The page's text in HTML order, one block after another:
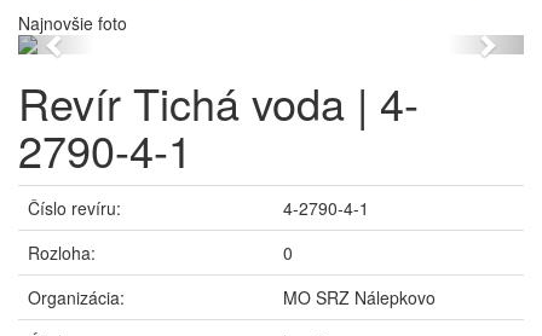
Najnovšie foto
Previous Next
Revír Tichá voda | 4-
2790-4-1
Číslo revíru:
4-2790-4-1
Rozloha:
0
Organizácia:
MO SRZ Nálepkovo